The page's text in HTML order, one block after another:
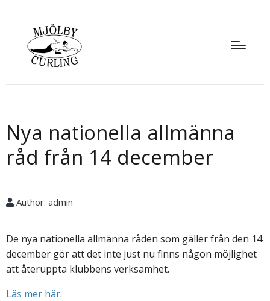
Nya nationella allmänna
råd från 14 december
Author: admin
De nya nationella allmänna råden som gäller från den 14
december gör att det inte just nu finns någon möjlighet
att återuppta klubbens verksamhet.
Läs mer här.